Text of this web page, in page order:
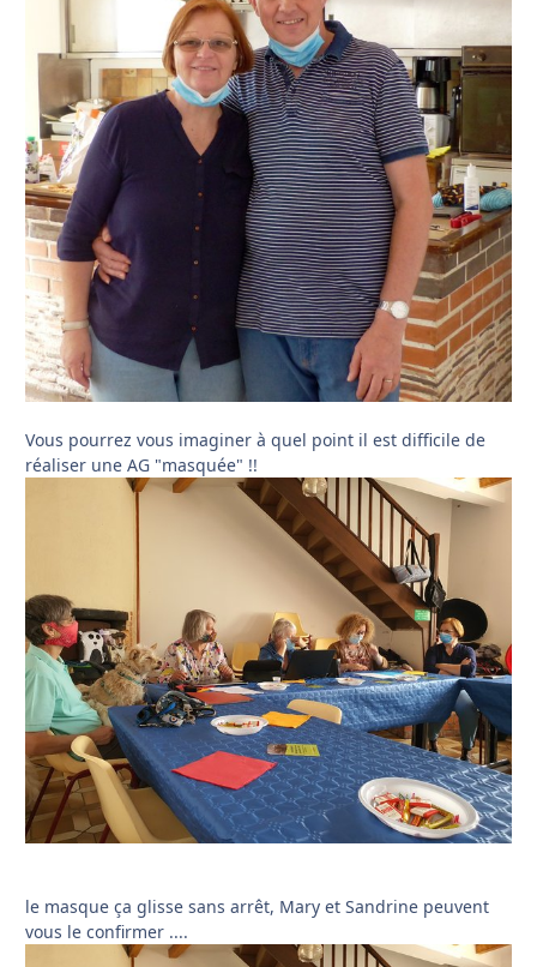
Vous pourrez vous imaginer à quel point il est difficile de
réaliser une AG "masquée" !!
le masque ça glisse sans arrêt, Mary et Sandrine peuvent
vous le confirmer ....